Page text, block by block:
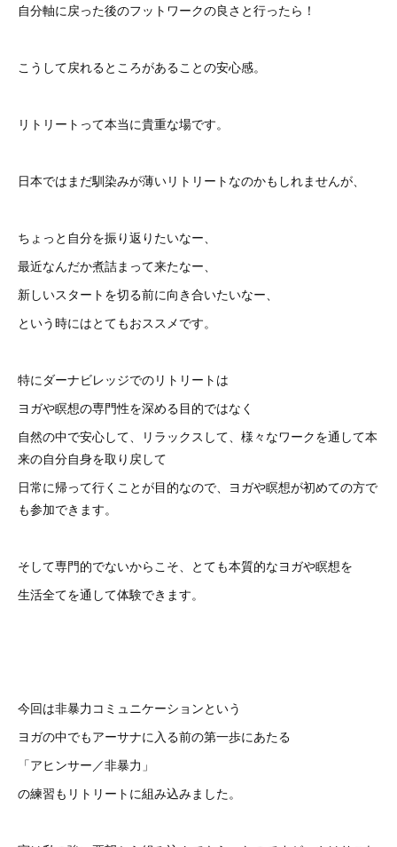
自分軸に戻った後のフットワークの良さと行ったら！
こうして戻れるところがあることの安心感。
リトリートって本当に貴重な場です。
日本ではまだ馴染みが薄いリトリートなのかもしれませんが、
ちょっと自分を振り返りたいなー、
最近なんだか煮詰まって来たなー、
新しいスタートを切る前に向き合いたいなー、
という時にはとてもおススメです。
特にダーナビレッジでのリトリートは
ヨガや瞑想の専門性を深める目的ではなく
自然の中で安心して、リラックスして、様々なワークを通して本
来の自分自身を取り戻して
日常に帰って行くことが目的なので、ヨガや瞑想が初めての方で
も参加できます。
そして専門的でないからこそ、とても本質的なヨガや瞑想を
生活全てを通して体験できます。
今回は非暴力コミュニケーションという
ヨガの中でもアーサナに入る前の第一歩にあたる
「アヒンサー／非暴力」
の練習もリトリートに組み込みました。